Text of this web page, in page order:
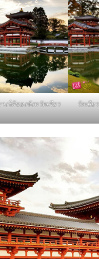
งใต้ของจังหวัดเกียว
วัดเบีย